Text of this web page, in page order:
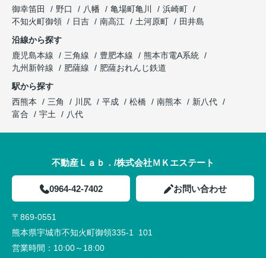
御幸笛田
野口 八幡 亀場町亀川
浜崎町
不知火町御領
日吉 南高江 土河原町
田井島
沿線から探す
鹿児島本線
三角線 豊肥本線
熊本市電A系統
九州新幹線
肥薩線
肥薩おれんじ鉄道
駅から探す
西熊本
三角 川尻 平成 松橋 南熊本
新八代
富合
宇土 八代
不動産Ｌａｂ．/株式会社ＭＫエステート
0964-42-7402 お問い合わせ
〒869-0551
熊本県宇城市不知火町御領335-1 101
営業時間： 10:00～18:00